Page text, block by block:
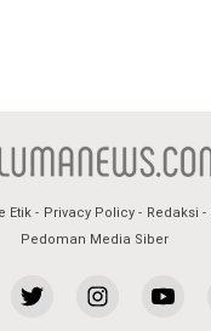
Etik Privacy Policy Redaksi
Pedoman Media Siber